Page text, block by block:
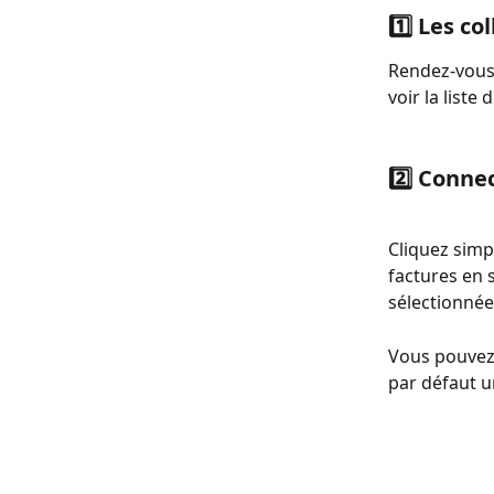
1️⃣ Les
Rendez-
voir la liste
2️⃣
Cliquez
factures en
Vous
par défaut